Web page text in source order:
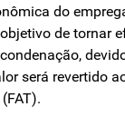
do
de tornar
será revertido